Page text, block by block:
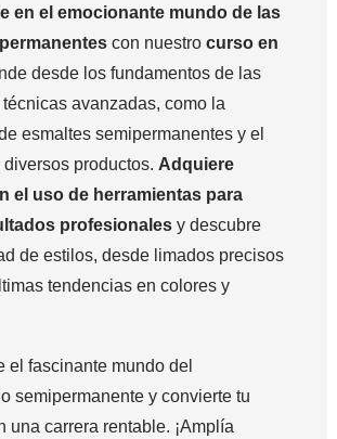
en el emocionante mundo de las
con nuestro curso en
desde los fundamentos de las
avanzadas, como la
esmaltes semipermanentes y el
productos. Adquiere
el uso de herramientas para
profesionales y descubre
de estilos, desde limados precisos
tendencias en colores y
el fascinante mundo del
semipermanente y convierte tu
una carrera rentable. ¡Amplía